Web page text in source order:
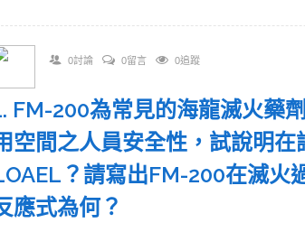
0討論 0留言 0追蹤
FM-200為常見的海龍滅火藥
空間之人員安全性，試說明
？請寫出FM-200在滅火
應式為何？